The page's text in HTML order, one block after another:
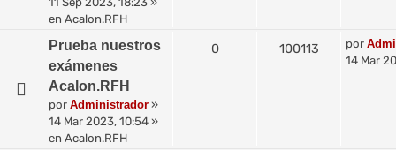
en Acalon.RFH
Prueba nuestros
exámenes
Acalon.RFH
por Administrador »
14 Mar 2023, 10:54 »
en Acalon.RFH
0 100113 por
14 Mar